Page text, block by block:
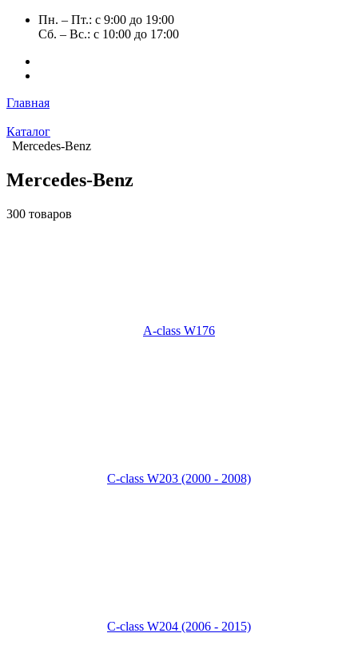
Пн. – Пт.: с 9:00 до 19:00
Сб. – Вс.: с 10:00 до 17:00
Главная
Каталог
Mercedes-Benz
Mercedes-Benz
300 товаров
A-class W176
C-class W203 (2000 - 2008)
C-class W204 (2006 - 2015)